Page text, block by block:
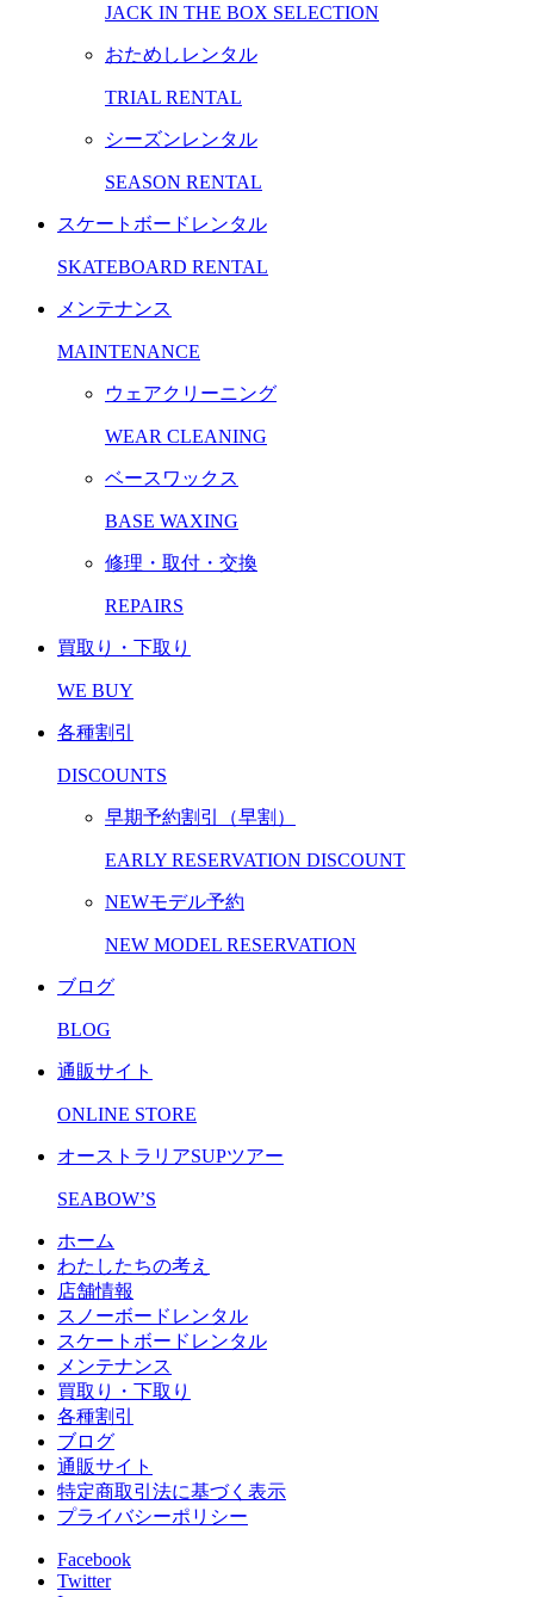
JACK IN THE BOX SELECTION
おためしレンタル
TRIAL RENTAL
シーズンレンタル
SEASON RENTAL
スケートボードレンタル
SKATEBOARD RENTAL
メンテナンス
MAINTENANCE
ウェアクリーニング
WEAR CLEANING
ベースワックス
BASE WAXING
修理・取付・交換
REPAIRS
買取り・下取り
WE BUY
各種割引
DISCOUNTS
早期予約割引（早割）
EARLY RESERVATION DISCOUNT
NEWモデル予約
NEW MODEL RESERVATION
ブログ
BLOG
通販サイト
ONLINE STORE
オーストラリアSUPツアー
SEABOW’S
ホーム
わたしたちの考え
店舗情報
スノーボードレンタル
スケートボードレンタル
メンテナンス
買取り・下取り
各種割引
ブログ
通販サイト
特定商取引法に基づく表示
プライバシーポリシー
Facebook
Twitter